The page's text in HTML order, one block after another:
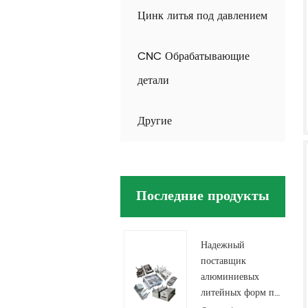
Цинк литья под давлением
CNC Обрабатывающие
детали
Другие
Последние продукты
Надежный
поставщик
алюминиевых
литейных форм по